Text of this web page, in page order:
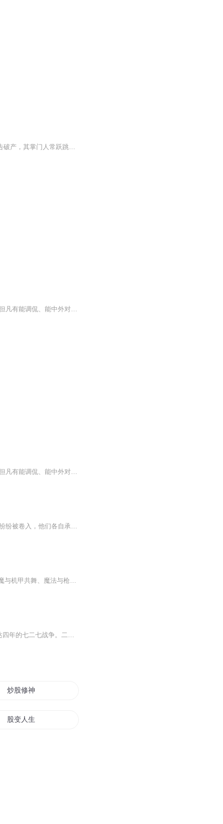
2008年，因在期货市场上操作失败，广跃基金千亿资产付之一炬。刚崭露头角的投资帝国宣告破产，其掌门人常跃跳海自杀，重生于十年前。是年，索罗斯狙击香港，乘兴而来，败兴而去；国内股市方兴未艾，四月，首家ST股票登上历史舞台；六月，沪指上行至高点142...
薛松基金经理：薛松，段子手气质的分析师，吸“睛”指数,5颗星。除了专业知识层面的了解，但凡有能调侃、能中外对比、敢于揭马甲的达人，都能被...
薛松基金经理：薛松，段子手气质的分析师，吸“睛”指数,5颗星。除了专业知识层面的了解，但凡有能调侃、能中外对比、敢于揭马甲的达人，都能被...
日更5集，不定期爆更！订阅可以收到更新提醒哦~【内容简介】： 大劫将至，一群无辜的人纷纷被卷入，他们各自承担着自己的责任，力图力挽狂澜。到最后，却发现自始至终都逃不过命运的捉弄。幕后之手另有其人，隐藏着更深的阴谋和许多不为人知的秘密。【作者...
喜欢乱世守护、时空爱恋的听友，可移步 VIP 专辑《谁懂啊，摸金校尉混成女帝王》开启神魔与机甲共舞、魔法与枪炮交织的热血异世征途！无拘设定，不困套路，从五毒教毒侠起步，踏遍笑傲、神雕等经典武侠江湖，再闯自建武境、横跨星际星宇，连通人界与仙界。...
【内容简介】二零二零年七月二十七日，塞万唯尔共和国正式向赛亚克里尔国宣战，开启长达四年的七二七战争。二零二四年三月十四日，赛亚克里尔国军队攻陷塞万唯尔共和国首都──艾札拉市，十八日塞万唯尔共和国宣布投降，战争结束。同年七月九日，两国在塞...
炒股修神
股变人生